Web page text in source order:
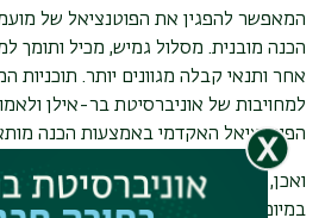
המאפשר להפגין את הפוטנציאל של
הכנה מובנית. מסלול גמיש, מכיל ותומך
אחר ותנאי קבלה מגוונים יותר. תוכניות
למחויבות של אוניברסיטת בר-אילן
הפוטנציאל האקדמי באמצעות הכנה
ואכן, תוכניות המכינה השונות נועדו
במיומנויות ובכישורים האקדמיים